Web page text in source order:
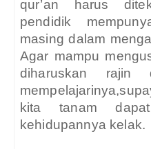
qur’an harus
pendidik
masing dalam
Agar mampu
diharuskan rajin
kita tanam
kehidupannya kelak.